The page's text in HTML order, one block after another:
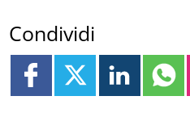
Condividi